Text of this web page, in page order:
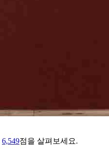
6,549점을 살펴보세요.